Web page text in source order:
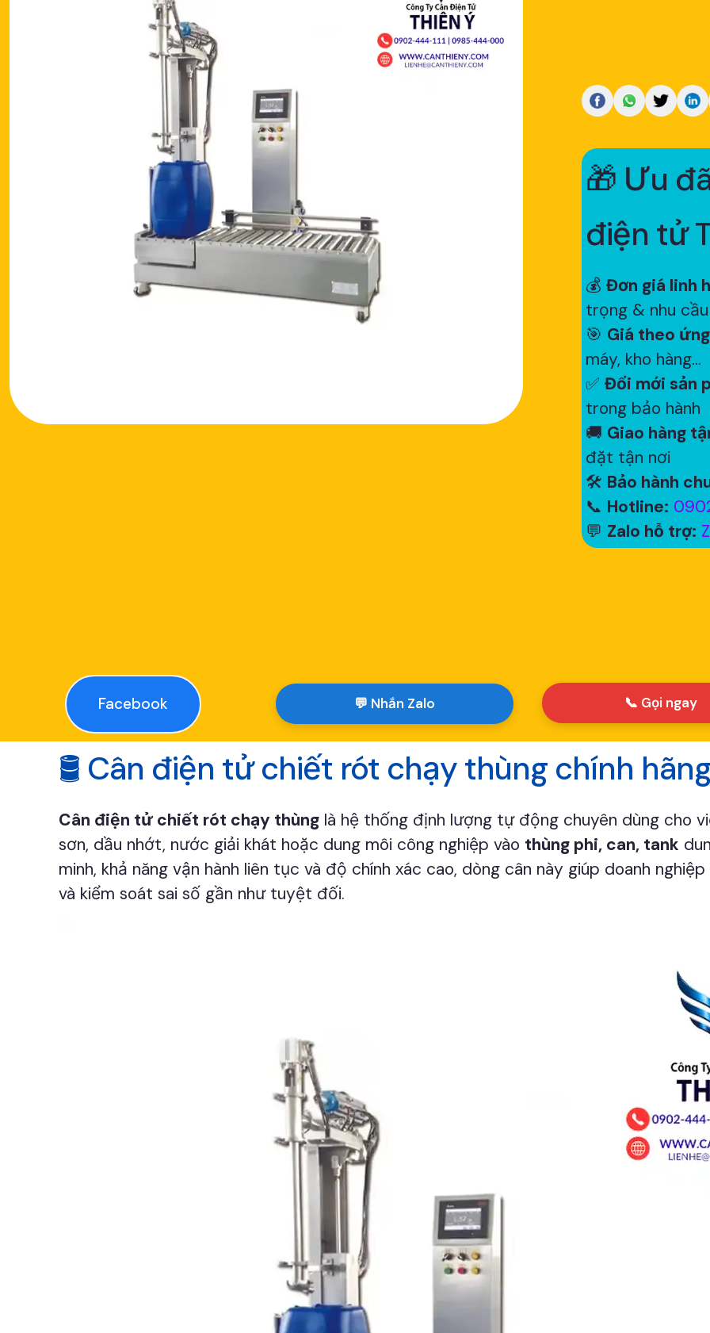
🎁 Ưu
điện tử
💰 Đơn giá linh
trọng & nhu cầu
🎯 Giá theo
máy, kho hàng...
✅ Đổi mới sản
trong bảo hành
🚚 Giao hàng
đặt tận nơi
🛠 Bảo hành
📞 Hotline:
💬 Zalo hỗ trợ:
Facebook 💬 Nhắn Zalo 📞 Gọi ngay
🛢️ Cân điện tử chiết rót chạy thùng chính
Cân điện tử chiết rót chạy thùng là hệ thống định lượng tự động chuyên dùng cho
sơn, dầu nhớt, nước giải khát hoặc dung môi công nghiệp vào thùng phi, can, tank
minh, khả năng vận hành liên tục và độ chính xác cao, dòng cân này giúp doanh
và kiểm soát sai số gần như tuyệt đối.